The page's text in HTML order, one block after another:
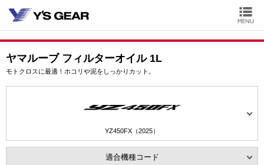
ヤマルーブ フィルターオイル 1L
モトクロスに最適！ホコリや泥をしっかりカット。
YZ450FX（2025）
適合機種コード